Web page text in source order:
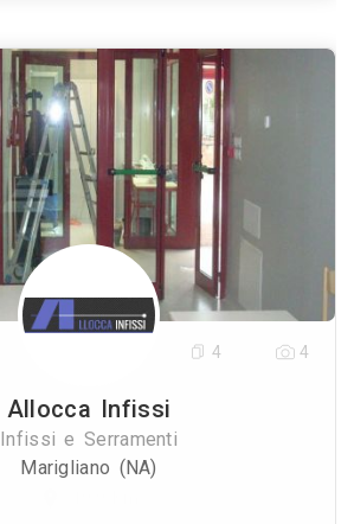
Allocca Infissi
Infissi e Serramenti
Marigliano (NA)
4 4